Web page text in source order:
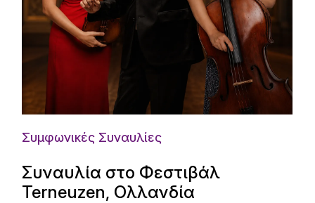
Συμφωνικές Συναυλίες
Συναυλία στο Φεστιβάλ
Terneuzen, Ολλανδία